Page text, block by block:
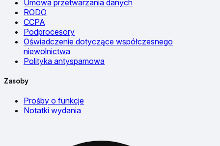
Umowa przetwarzania danych
RODO
CCPA
Podprocesory
Oświadczenie dotyczące współczesnego
niewolnictwa
Polityka antyspamowa
Zasoby
Prośby o funkcje
Notatki wydania